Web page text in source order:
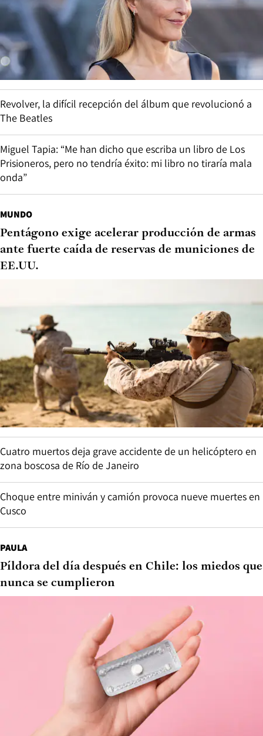
Revolver, la difícil recepción del álbum que revolucionó a
The Beatles
Miguel Tapia: “Me han dicho que escriba un libro de Los
Prisioneros, pero no tendría éxito: mi libro no tiraría mala
onda”
MUNDO
Pentágono exige acelerar producción de armas
ante fuerte caída de reservas de municiones de
EE.UU.
Cuatro muertos deja grave accidente de un helicóptero en
zona boscosa de Río de Janeiro
Choque entre miniván y camión provoca nueve muertes en
Cusco
PAULA
Píldora del día después en Chile: los miedos que
nunca se cumplieron